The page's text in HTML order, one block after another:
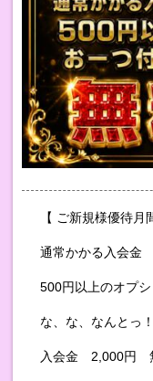
【 ご新規様優待月
通常かかる入会金
500円以上のオプ
な、な、なんとっ！
入会金 2,000円